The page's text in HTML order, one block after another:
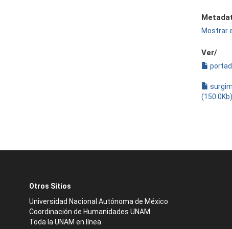
Mostrar
Ver/
(150.0Kb)
Otros Sitios
Universidad Nacional Autónoma de México
Coordinación de Humanidades UNAM
Toda la UNAM en línea